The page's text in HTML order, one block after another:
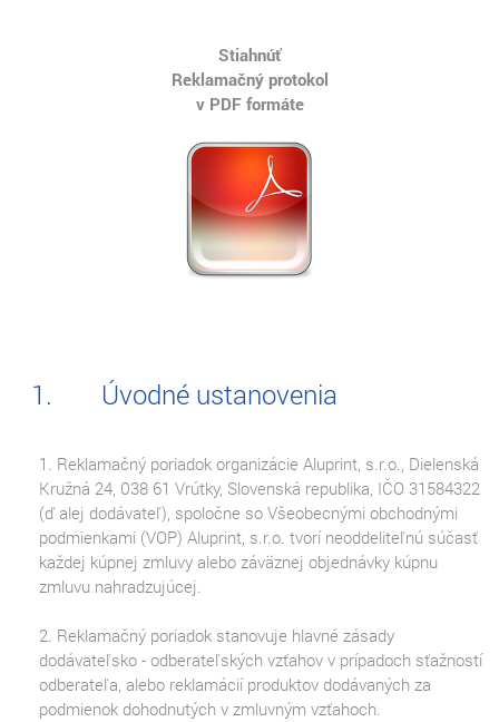
Stiahnúť
Reklamačný protokol
v PDF formáte
Úvodné ustanovenia
1. Reklamačný poriadok organizácie Aluprint, s.r.o., Dielenská
Kružná 24, 038 61 Vrútky, Slovenská republika, IČO 31584322
(ď alej dodávateľ), spoločne so Všeobecnými obchodnými
podmienkami (VOP) Aluprint, s.r.o. tvorí neoddeliteľnú súčasť
každej kúpnej zmluvy alebo záväznej objednávky kúpnu
zmluvu nahradzujúcej.
2. Reklamačný poriadok stanovuje hlavné zásady
dodávateľsko - odberateľských vzťahov v prípadoch sťažností
odberateľa, alebo reklamácií produktov dodávaných za
podmienok dohodnutých v zmluvným vzťahoch.